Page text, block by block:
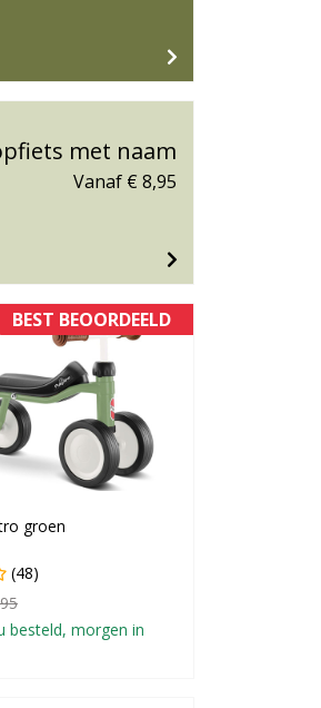
met naam
Vanaf € 8,95
BEST BEOORDEELD
groen
(48)
besteld, morgen in